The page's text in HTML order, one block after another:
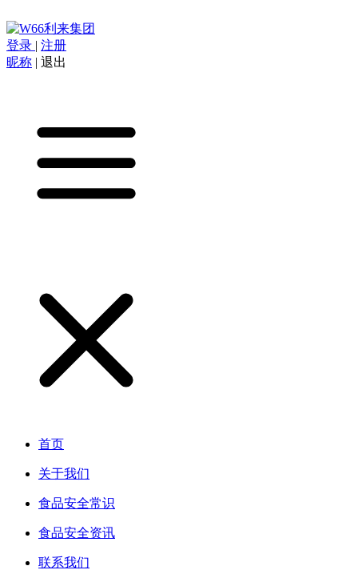
登录 | 注册
昵称 | 退出
首页
关于我们
食品安全常识
食品安全资讯
联系我们